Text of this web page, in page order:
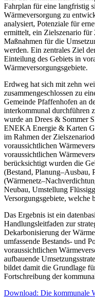
Fahrplan für eine langfristig
Wärmeversorgung zu
analysiert, Potenziale für
ermittelt, ein Zielszenario für
Maßnahmen für die
werden. Ein zentrales Ziel
Einteilung des Gebiets in
Wärmeversorgungsgebiete.
Erdweg hat sich mit zehn
zusammengeschlossen zu
Gemeinde Pfaffenhofen an
interkommunal durchführen
wurde an Drees & Sommer
ENEKA Energie & Karten
im Rahmen der
voraussichtlichen
voraussichtlichen
berücksichtigt wurden die
(Bestand, Planung–Ausbau,
Neubau, Umstellung
Versorgungsgebiete, welche
Das Ergebnis ist ein
Handlungsleitfaden zur
Dekarbonisierung der
umfassende Bestands- und
voraussichtlichen
aufbauende
bildet damit die Grundlage
Fortschreibung der
Download: Die kommunale